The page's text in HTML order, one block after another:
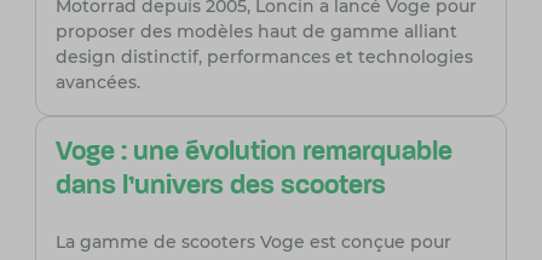
Motorrad depuis 2005, Loncin a lancé Voge pour
proposer des modèles haut de gamme alliant
design distinctif, performances et technologies
avancées.
Voge : une évolution remarquable
dans l'univers des scooters
La gamme de scooters Voge est conçue pour